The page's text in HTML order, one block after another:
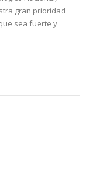
gran prioridad
sea fuerte y